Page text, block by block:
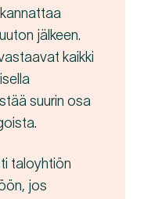
jälkeen.
kaikki
suurin osa
taloyhtiön
jos